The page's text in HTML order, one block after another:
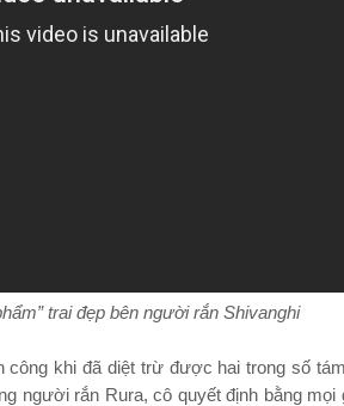
trai đẹp bên người rắn Shivanghi
khi đã diệt trừ được hai trong số
người rắn Rura, cô quyết định bằng mọi